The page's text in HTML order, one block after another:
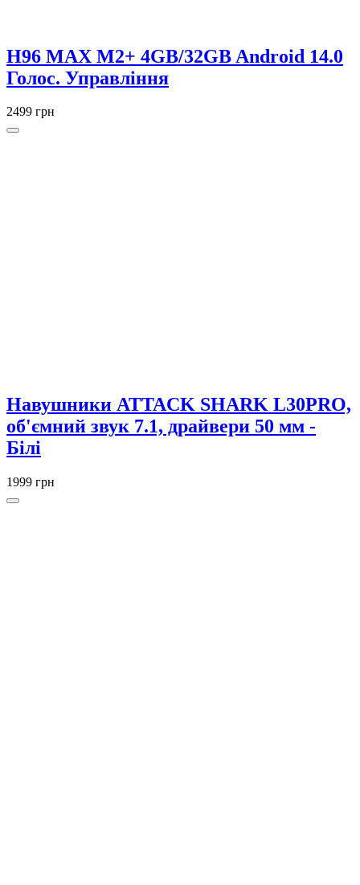
H96 MAX M2+ 4GB/32GB Android 14.0
Голос. Управління
2499 грн
Навушники ATTACK SHARK L30PRO,
об'ємний звук 7.1, драйвери 50 мм -
Білі
1999 грн